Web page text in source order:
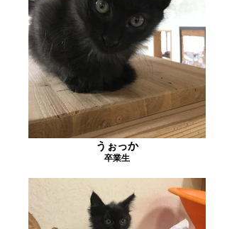
うぉっか
卒業生